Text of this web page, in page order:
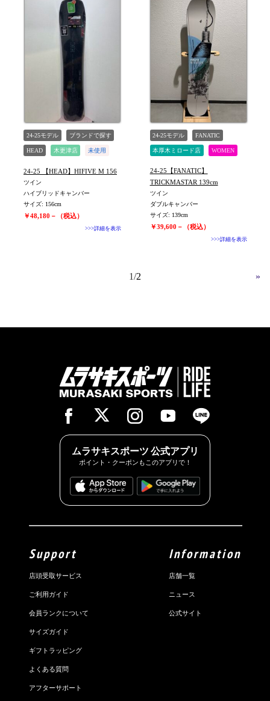
24-25モデル ブランドで探す
HEAD 木更津店 未使用
値下げしました
24-25 【HEAD】HIFIVE M 156
ツイン
ハイブリッドキャンバー
サイズ: 156cm
￥48,180－（税込）
>>>詳細を表示
24-25モデル FANATIC
本厚木ミロード店 WOMEN
24-25【FANATIC】
TRICKMASTAR 139cm
ツイン
ダブルキャンバー
サイズ: 139cm
￥39,600－（税込）
>>>詳細を表示
1 »
2
ムラサキスポーツ 公式アプリ
ポイント・クーポンもこのアプリで！
Support
店頭受取サービス
ご利用ガイド
会員ランクについて
サイズガイド
ギフトラッピング
よくある質問
アフターサポート
Information
店舗一覧
ニュース
公式サイト